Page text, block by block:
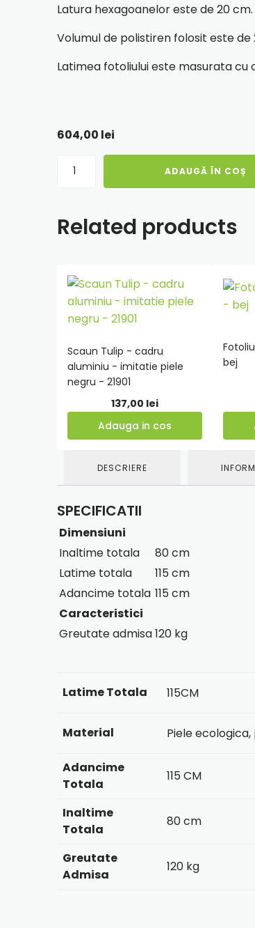
Latura hexagoanelor este de 20 cm.
Volumul de polistiren folosit este de
Latimea fotoliului este masurata cu
604,00 lei
Cantitate
Ball
-
bordo/roz
ADAUGĂ ÎN COȘ
Related products
Scaun Tulip - cadru
aluminiu - imitatie piele
negru - 21901
137,00 lei
Adauga in cos
Adauga
in
bej
DESCRIERE
SPECIFICATII
Dimensiuni
Inaltime totala
80 cm
Latime totala
115 cm
Adancime totala 115 cm
Caracteristici
Greutate admisa120 kg
Latime Totala 115CM
Material Piele
Adancime
Totala
115 CM
Inaltime
Totala
80 cm
Greutate
Admisa
120 kg